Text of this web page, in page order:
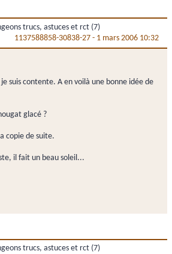
trucs, astuces et rct (7)
1137588858-30838-27 - 1 mars 2006 10:32
suis contente. A en voilà une bonne idée de
glacé ?
copie de suite.
il fait un beau soleil...
trucs, astuces et rct (7)